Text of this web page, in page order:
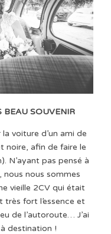
BEAU SOUVENIR
voiture d’un ami de
noire, afin de faire le
N’ayant pas pensé à
nous nous sommes
vieille 2CV qui était
fort l’essence et
de l’autoroute… J’ai
destination !